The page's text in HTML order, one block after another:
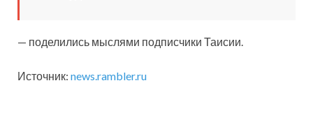
— поделились мыслями подписчики Таисии.
Источник: news.rambler.ru